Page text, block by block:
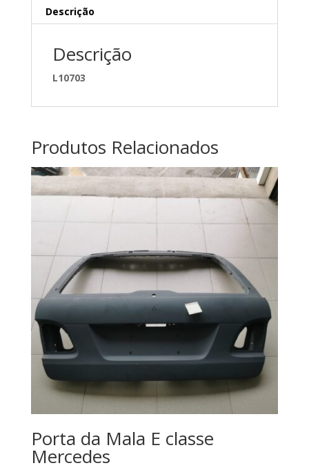
Descrição
Descrição
L10703
Produtos Relacionados
Porta da Mala E classe
Mercedes